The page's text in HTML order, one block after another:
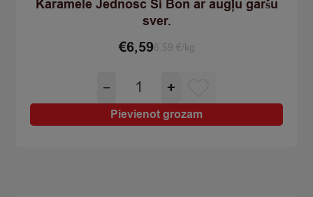
Karamele Jednosc Si Bon ar augļu garšu
sver.
€6,596.59 €/kg
−
Karamele
Jednosc
Si
Bon
+
Pievienot grozam